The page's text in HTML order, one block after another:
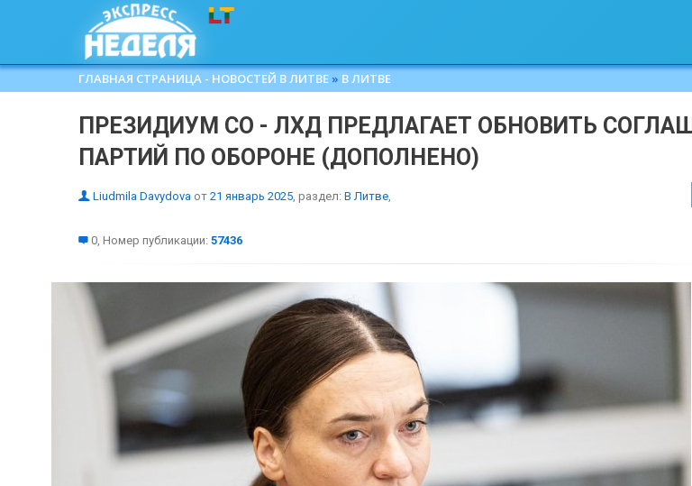
ГЛАВНАЯ СТРАНИЦА - НОВОСТЕЙ В ЛИТВЕ » В ЛИТВЕ
ПРЕЗИДИУМ СО - ЛХД ПРЕДЛАГАЕТ ОБНОВИТЬ
ПАРТИЙ ПО ОБОРОНЕ (ДОПОЛНЕНО)
Liudmila Davydova от 21 январь 2025, раздел: В Литве,
0, Номер публикации: 57436